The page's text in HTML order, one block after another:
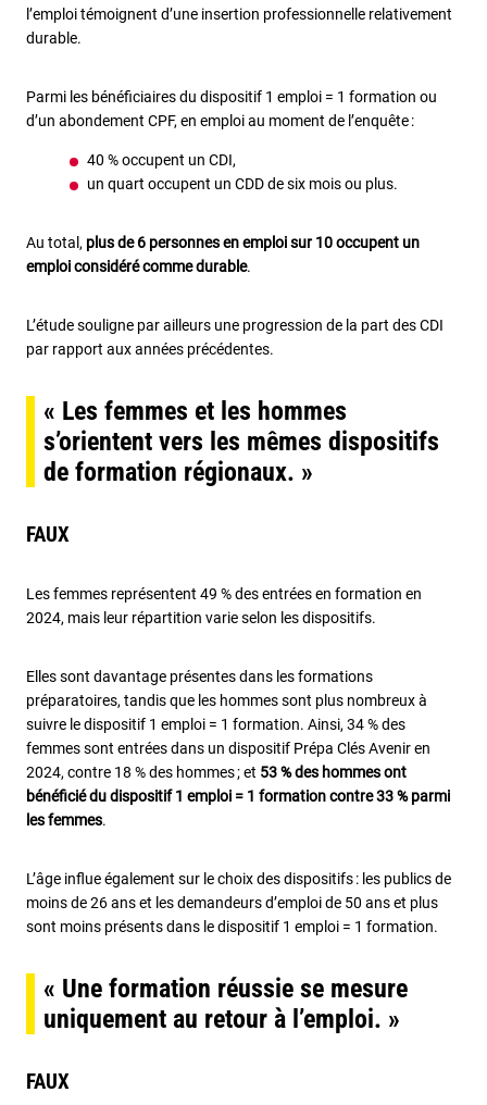
l’emploi témoignent d’une insertion professionnelle relativement
durable.
Parmi les bénéficiaires du dispositif 1 emploi = 1 formation ou
d’un abondement CPF, en emploi au moment de l’enquête :
40 % occupent un CDI,
un quart occupent un CDD de six mois ou plus.
Au total, plus de 6 personnes en emploi sur 10 occupent un
emploi considéré comme durable.
L’étude souligne par ailleurs une progression de la part des CDI
par rapport aux années précédentes.
« Les femmes et les hommes
s’orientent vers les mêmes dispositifs
de formation régionaux. »
FAUX
Les femmes représentent 49 % des entrées en formation en
2024, mais leur répartition varie selon les dispositifs.
Elles sont davantage présentes dans les formations
préparatoires, tandis que les hommes sont plus nombreux à
suivre le dispositif 1 emploi = 1 formation. Ainsi, 34 % des
femmes sont entrées dans un dispositif Prépa Clés Avenir en
2024, contre 18 % des hommes ; et 53 % des hommes ont
bénéficié du dispositif 1 emploi = 1 formation contre 33 % parmi
les femmes.
L’âge influe également sur le choix des dispositifs : les publics de
moins de 26 ans et les demandeurs d’emploi de 50 ans et plus
sont moins présents dans le dispositif 1 emploi = 1 formation.
« Une formation réussie se mesure
uniquement au retour à l’emploi. »
FAUX